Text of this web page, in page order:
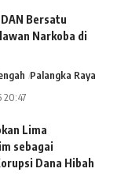
Bersatu
Narkoba di
Palangka Raya
20:47
Lima
sebagai
Dana Hibah